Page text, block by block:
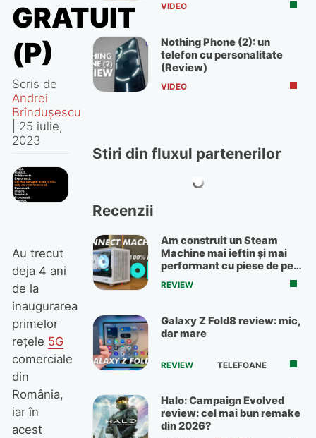
GRATUIT
(P)
Scris de
Andrei
Brîndușescu
25 iulie,
2023
Au trecut
deja 4 ani
de la
inaugurarea
primelor
rețele 5G
comerciale
din
România,
iar în
acest
VIDEO
Nothing Phone (2): un
telefon cu personalitate
(Review)
VIDEO
Stiri din fluxul partenerilor
Recenzii
Am construit un Steam
Machine mai ieftin și mai
performant cu piese de pe
OLX
REVIEW
Galaxy Z Fold8 review: mic,
dar mare
REVIEW TELEFOANE
Halo: Campaign Evolved
review: cel mai bun remake
din 2026?